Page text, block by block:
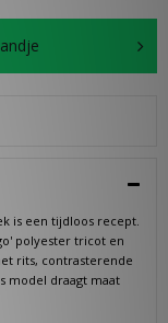
is een tijdloos recept.
polyester tricot en
rits, contrasterende
model draagt maat